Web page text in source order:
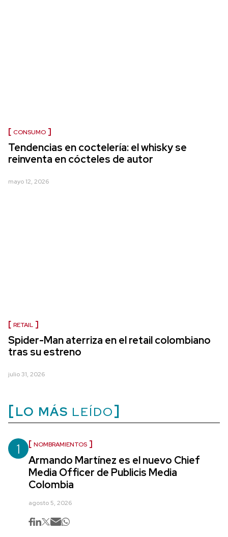
CONSUMO
Tendencias en coctelería: el whisky se
reinventa en cócteles de autor
mayo 12, 2026
RETAIL
Spider-Man aterriza en el retail colombiano
tras su estreno
julio 31, 2026
LO MÁS LEÍDO
1 NOMBRAMIENTOS
Armando Martínez es el nuevo Chief
Media Officer de Publicis Media
Colombia
agosto 5, 2026